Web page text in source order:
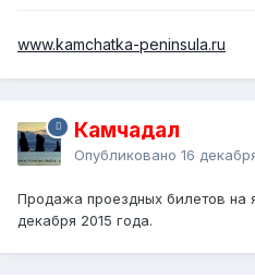
www.kamchatka-peninsula.ru
Камчадал
Опубликовано 16
Продажа проездных билетов на
декабря 2015 года.